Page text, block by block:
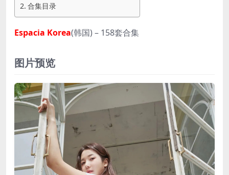
合集目录
Espacia Korea(韩国) – 158套合集
图片预览